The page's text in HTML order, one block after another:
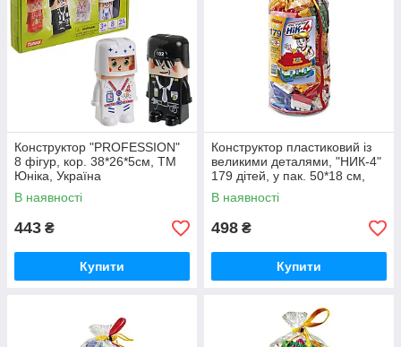
Конструктор "PROFESSION"
8 фігур, кор. 38*26*5см, ТМ
Юніка, Україна
В наявності
443 ₴
Купити
Конструктор пластиковий із
великими деталями, "НИК-4"
179 дітей, у пак. 50*18 см,
ТМ Юніка, Україна
В наявності
498 ₴
Купити